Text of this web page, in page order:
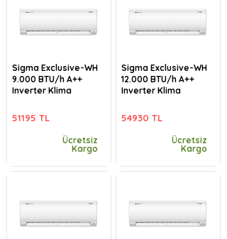
Sigma Exclusive-WH
9.000 BTU/h A++
Inverter Klima
51195 TL
Ücretsiz
Kargo
Sigma Exclusive-WH
12.000 BTU/h A++
Inverter Klima
54930 TL
Ücretsiz
Kargo